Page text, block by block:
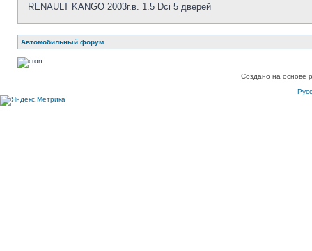
RENAULT KANGO 2003г.в. 1.5 Dci 5 дверей
Автомобильный форум
Создано на основе